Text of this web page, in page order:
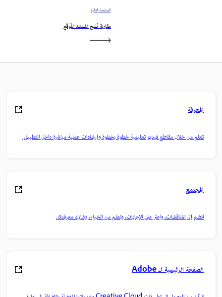
الصفحة التالية
مقارنة نُسَخ المستند المُوقَّع
المعرفة
تعلم من خلال مقاطع فيديو تعليمية خطوة بخطوة وإرشادات عملية مباشرة داخل التطبيق.
المجتمع
انضم إلى المناقشات، واعثر على الإجابات، وتعلم من الخبراء، وشارك معرفتك.
الصفحة الرئيسية لـ Adobe